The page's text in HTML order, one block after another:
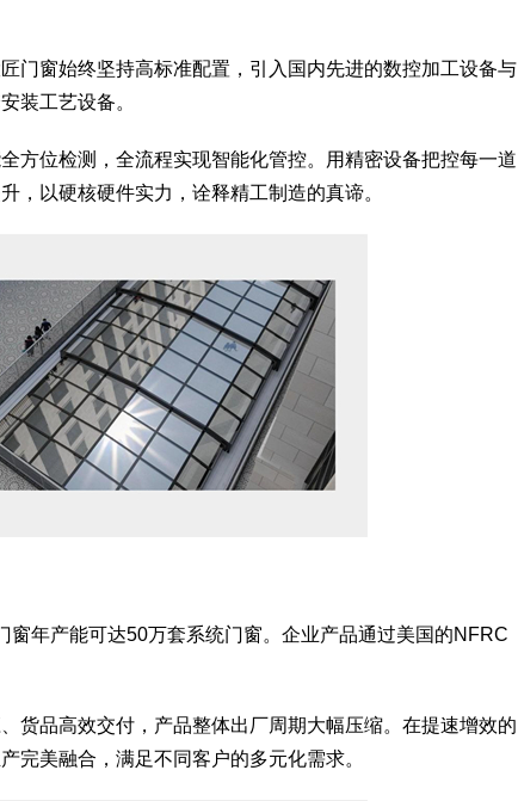
门窗始终坚持高标准配置，引入国内先进的数控加工设备与
装工艺设备。
方位检测，全流程实现智能化管控。用精密设备把控每一道
，以硬核硬件实力，诠释精工制造的真谛。
年产能可达50万套系统门窗。企业产品通过美国的NFRC
货品高效交付，产品整体出厂周期大幅压缩。在提速增效的
完美融合，满足不同客户的多元化需求。